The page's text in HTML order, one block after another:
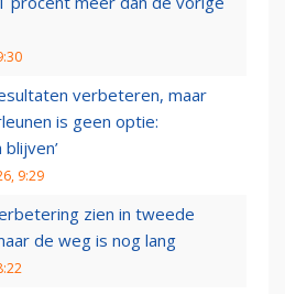
verbeteren, maar
is geen optie:
blijven’
9:29
zien in tweede
de weg is nog lang